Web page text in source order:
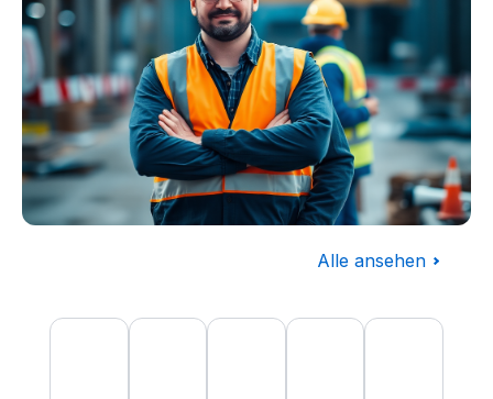
Alle ansehen
Produktgalerie überspringen